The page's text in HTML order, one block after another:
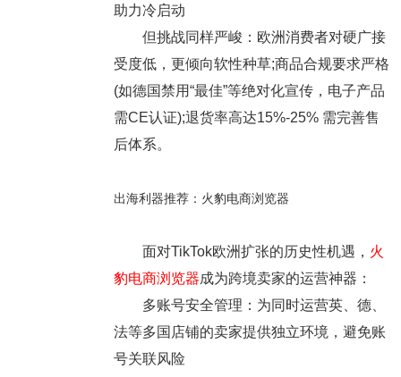
助力冷启动
但挑战同样严峻：欧洲消费者对硬广接
受度低，更倾向软性种草;商品合规要求严格
(如德国禁用“最佳”等绝对化宣传，电子产品
需CE认证);退货率高达15%-25% 需完善售
后体系。
出海利器推荐：火豹电商浏览器
面对TikTok欧洲扩张的历史性机遇， 火
豹电商浏览器成为跨境卖家的运营神器：
多账号安全管理：为同时运营英、德、
法等多国店铺的卖家提供独立环境，避免账
号关联风险